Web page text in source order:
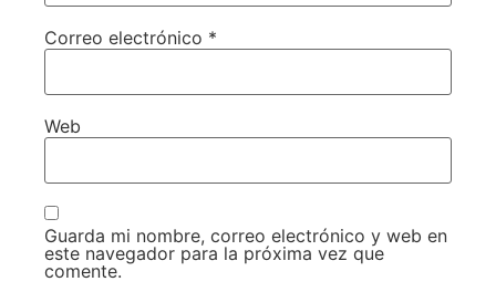
Correo electrónico *
Web
Guarda mi nombre, correo electrónico y web en
este navegador para la próxima vez que
comente.